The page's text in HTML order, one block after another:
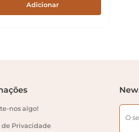
Adicionar
nos algo!
Privacidade
O